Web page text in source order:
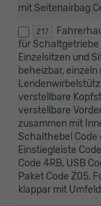
mit Seitenairbag
Z17
für Schaltgetriebe
Einzelsitzen und
beheizbar,
verstellbare
verstellbare
zusammen mit
Schalthebel Code
Einstiegleiste
Code 4RB, USB
Paket Code Z05,
klappar mit